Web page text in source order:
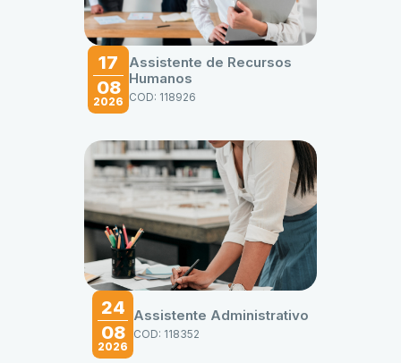
17
08
2026
Assistente de Recursos
Humanos
COD: 118926
24
08
2026
Assistente Administrativo
COD: 118352